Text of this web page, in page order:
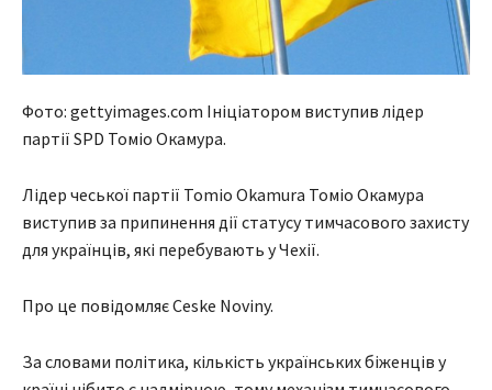
Фото: gettyimages.com Ініціатором виступив лідер
партії SPD Томіо Окамура.
Лідер чеської партії Tomio Okamura Томіо Окамура
виступив за припинення дії статусу тимчасового захисту
для українців, які перебувають у Чехії.
Про це повідомляє Ceske Noviny.
За словами політика, кількість українських біженців у